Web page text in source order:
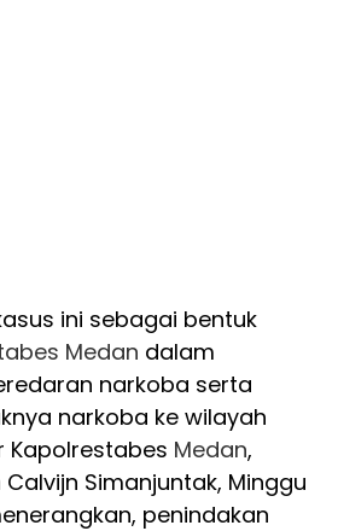
ini sebagai bentuk
Medan dalam
narkoba serta
narkoba ke wilayah
Kapolrestabes Medan,
Simanjuntak, Minggu
penindakan